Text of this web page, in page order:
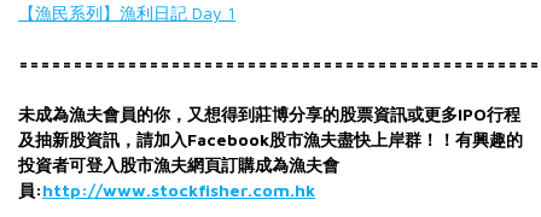
【漁民系列】漁利日記 Day 1
======================
未成為漁夫會員的你，又想得到莊博分享的股票資訊或更多IPO行程
及抽新股資訊， 請加入Facebook股市漁夫盡快上岸群！！有興趣的
投資者可登入股市漁夫網頁訂購成為漁夫會
員:http://www.stockfisher.com.hk